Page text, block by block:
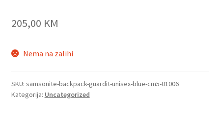
205,00 KM
Nema na zalihi
SKU: samsonite-backpack-guardit-unisex-blue-cm5-01006
Kategorija: Uncategorized